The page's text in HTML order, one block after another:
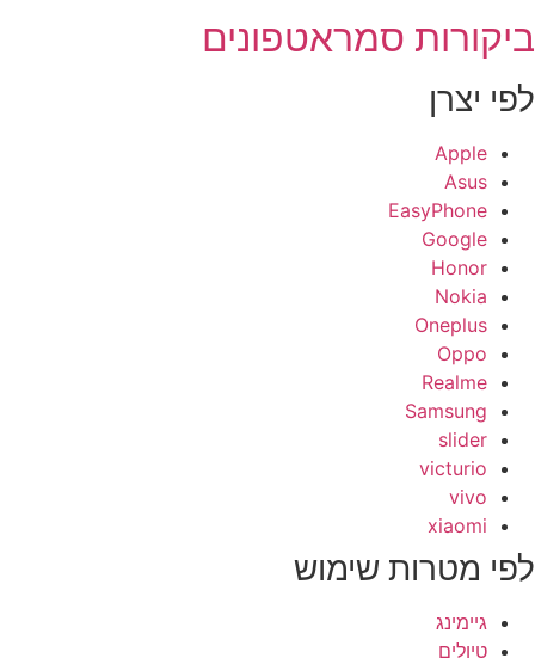
סמראטפונים
יצרן
Apple
Asus
EasyPhone
Google
Honor
Nokia
Oneplus
Oppo
Realme
Samsung
slider
victurio
vivo
xiaomi
מטרות שימוש
גיימינג
טיולים